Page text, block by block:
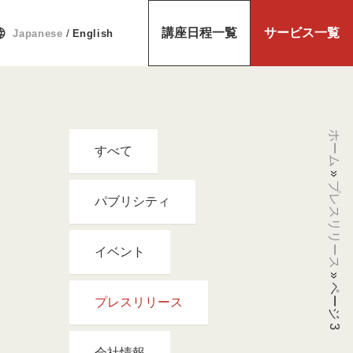
Japanese / English 講座日程一覧 サービス一覧
ホーム
»
プレスリリース
»
ページ 3
すべて
パブリシティ
イベント
プレスリリース